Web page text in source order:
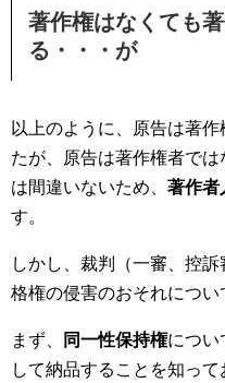
著作権はなくても
る・・・が
以上のように、原告は著
たが、原告は著作権者で
は間違いないため、 著作者
す。
しかし、裁判（一審、控
格権の侵害のおそれについ
まず、 同一性保持権につい
して納品することを知っ